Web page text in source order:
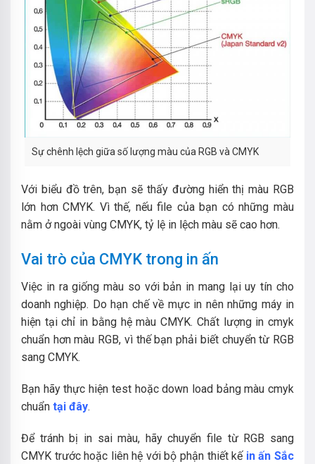
Sự chênh lệch giữa số lượng màu của RGB và CMYK
Với biểu đồ trên, bạn sẽ thấy đường hiển thị màu RGB
lớn hơn CMYK. Vì thế, nếu file của bạn có những màu
nằm ở ngoài vùng CMYK, tỷ lệ in lệch màu sẽ cao hơn.
Vai trò của CMYK trong in ấn
Việc in ra giống màu so với bản in mang lại uy tín cho
doanh nghiệp. Do hạn chế về mực in nên những máy in
hiện tại chỉ in bằng hệ màu CMYK. Chất lượng in cmyk
chuẩn hơn màu RGB, vì thế bạn phải biết chuyển từ RGB
sang CMYK.
Bạn hãy thực hiện test hoặc down load bảng màu cmyk
chuẩn tại đây.
Để tránh bị in sai màu, hãy chuyển file từ RGB sang
CMYK trước hoặc liên hệ với bộ phận thiết kế in ấn Sắc